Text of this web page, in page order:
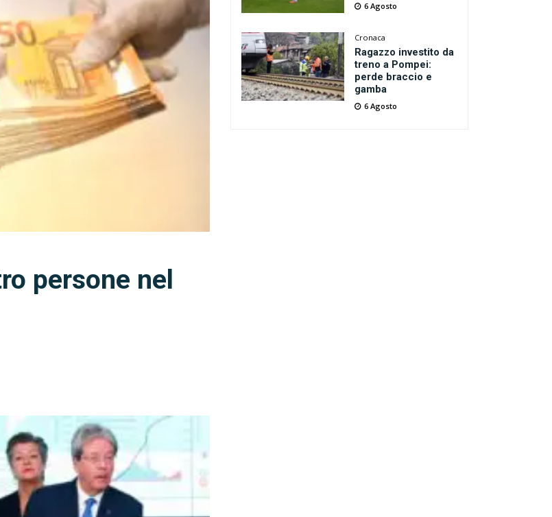
persone nel
6 Agosto
Cronaca
Ragazzo investito da
treno a Pompei:
perde braccio e
gamba
6 Agosto